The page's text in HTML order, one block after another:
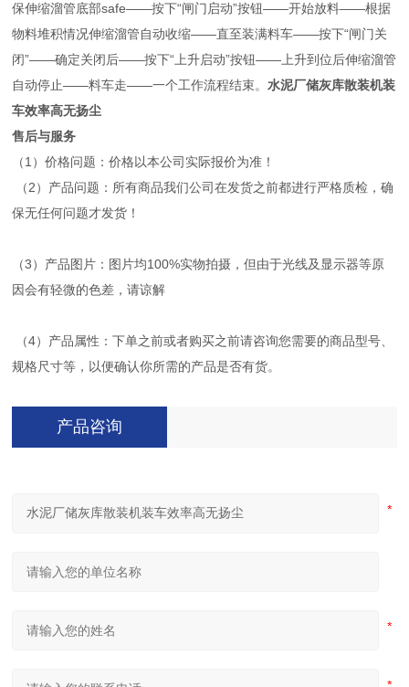
保伸缩溜管底部safe——按下“闸门启动”按钮——开始放料——根据
物料堆积情况伸缩溜管自动收缩——直至装满料车——按下“闸门关
闭”——确定关闭后——按下“上升启动”按钮——上升到位后伸缩溜管
自动停止——料车走——一个工作流程结束。水泥厂储灰库散装机装
车效率高无扬尘
售后与服务
（1）价格问题：价格以本公司实际报价为准！
（2）产品问题：所有商品我们公司在发货之前都进行严格质检，确
保无任何问题才发货！
（3）产品图片：图片均100%实物拍摄，但由于光线及显示器等原
因会有轻微的色差，请谅解
（4）产品属性：下单之前或者购买之前请咨询您需要的商品型号、
规格尺寸等，以便确认你所需的产品是否有货。
产品咨询